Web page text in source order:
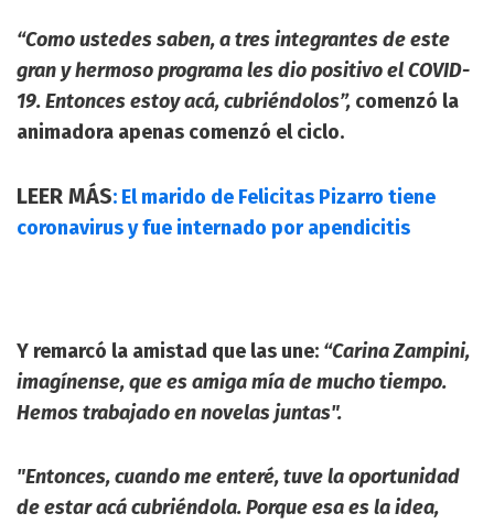
“Como ustedes saben, a tres integrantes de este
gran y hermoso programa les dio positivo el COVID-
19. Entonces estoy acá, cubriéndolos”, comenzó la
animadora apenas comenzó el ciclo.
LEER MÁS: El marido de Felicitas Pizarro tiene
coronavirus y fue internado por apendicitis
Y remarcó la amistad que las une: “Carina Zampini,
imagínense, que es amiga mía de mucho tiempo.
Hemos trabajado en novelas juntas".
"Entonces, cuando me enteré, tuve la oportunidad
de estar acá cubriéndola. Porque esa es la idea,